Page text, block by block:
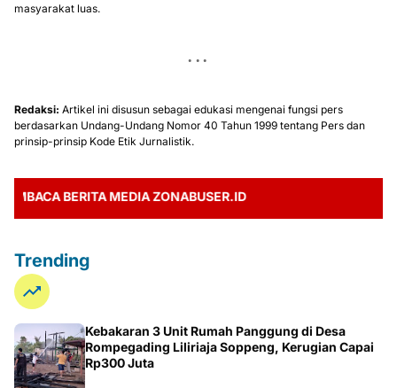
masyarakat luas.
Redaksi: Artikel ini disusun sebagai edukasi mengenai fungsi pers
berdasarkan Undang-Undang Nomor 40 Tahun 1999 tentang Pers dan
prinsip-prinsip Kode Etik Jurnalistik.
BERITA MEDIA ZONABUSER.ID
Trending
Kebakaran 3 Unit Rumah Panggung di Desa
Rompegading Liliriaja Soppeng, Kerugian Capai
Rp300 Juta